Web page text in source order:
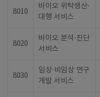
8010
바이오 위탁생산·
대행 서비스
8020
바이오 분석·진단
서비스
8030
임상·비임상 연구
개발 서비스